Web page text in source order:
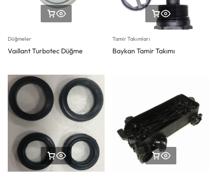
Düğmeler
Vaıllant Turbotec Düğme
Tamir Takımları
Baykan Tamir Takımı